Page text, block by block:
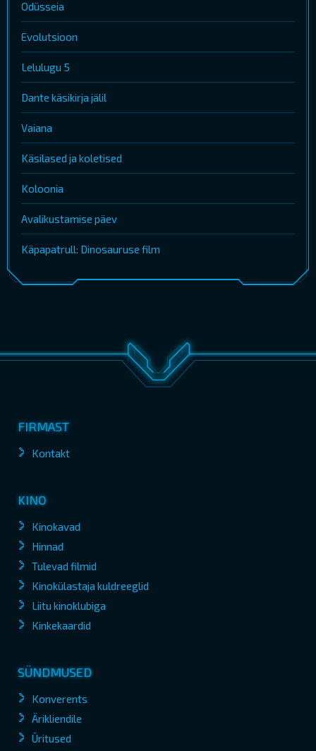
Odüsseia
Evolutsioon
Lelulugu 5
Dante käsikirja jälil
Vaiana
Käsilased ja koletised
Koloonia
Avalikustamise päev
Käpapatrull: Dinosauruse film
FIRMAST
Kontakt
KINO
Kinokavad
Hinnad
Tulevad filmid
Kinokülastaja kuldreeglid
Liitu kinoklubiga
Kinkekaardid
SÜNDMUSED
Konverents
Ärikliendile
Üritused